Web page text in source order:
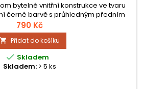
bytelné vnitřní konstrukce ve tvaru
černé barvě s průhledným předním
tempa 40 - 208 BPM, velikost cca 11
nepotřebuje k provozu baterie.
790 Kč
 Přidat do košíku
 Skladem
Skladem: > 5 ks